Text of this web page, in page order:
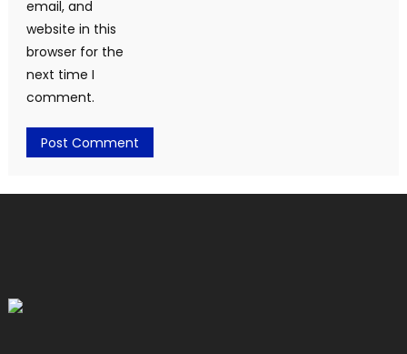
email, and
website in this
browser for the
next time I
comment.